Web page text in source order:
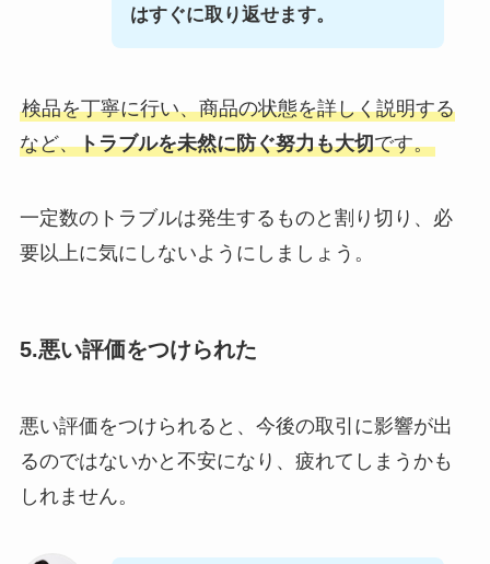
はすぐに取り返せます。
検品を丁寧に行い、商品の状態を詳しく説明する
など、トラブルを未然に防ぐ努力も大切です。
一定数のトラブルは発生するものと割り切り、必
要以上に気にしないようにしましょう。
5.悪い評価をつけられた
悪い評価をつけられると、今後の取引に影響が出
るのではないかと不安になり、疲れてしまうかも
しれません。